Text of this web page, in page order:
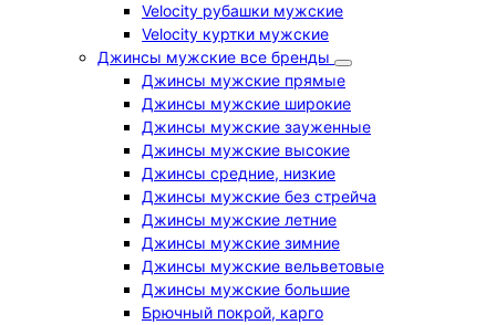
Velocity рубашки мужские
Velocity куртки мужские
Джинсы мужские все бренды
Джинсы мужские прямые
Джинсы мужские широкие
Джинсы мужские зауженные
Джинсы мужские высокие
Джинсы средние, низкие
Джинсы мужские без стрейча
Джинсы мужские летние
Джинсы мужские зимние
Джинсы мужские вельветовые
Джинсы мужские большие
Брючный покрой, карго